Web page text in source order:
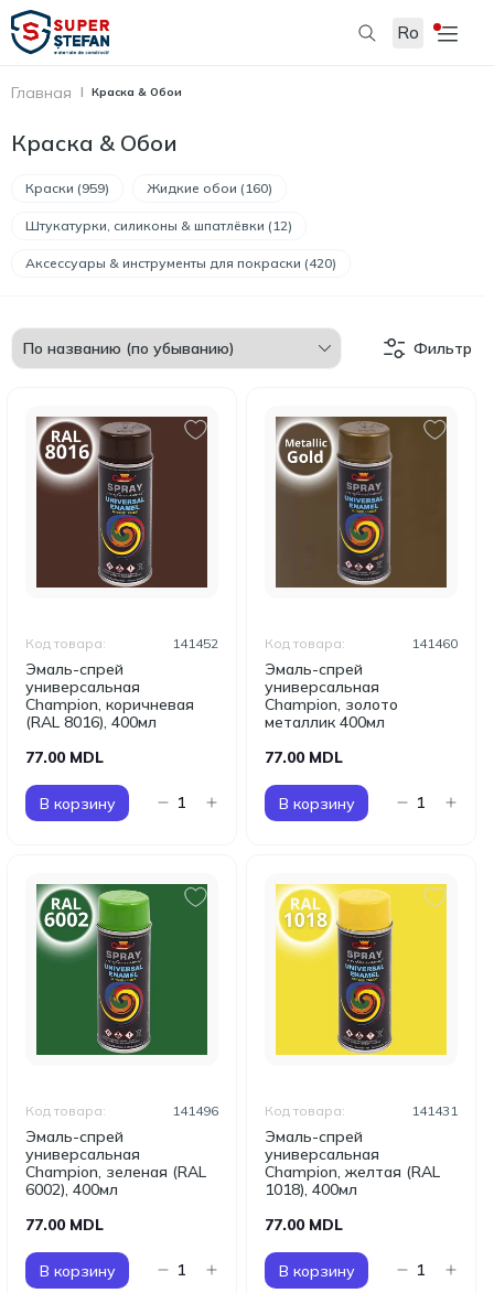
Ro
Главная Краска & Обои
Краска & Обои
Краски (959) Жидкие обои (160)
Штукатурки, силиконы & шпатлёвки (12)
Аксессуары & инструменты для покраски (420)
Фильтр
Эмаль-спрей
универсальная
Champion, коричневая
(RAL 8016), 400мл
Код товара: 141452
77.00 MDL
В корзину
Эмаль-спрей
универсальная
Champion, золото
металлик 400мл
Код товара: 141460
77.00 MDL
В корзину
Эмаль-спрей
универсальная
Champion, зеленая (RAL
6002), 400мл
Код товара: 141496
77.00 MDL
В корзину
Эмаль-спрей
универсальная
Champion, желтая (RAL
1018), 400мл
Код товара: 141431
77.00 MDL
В корзину